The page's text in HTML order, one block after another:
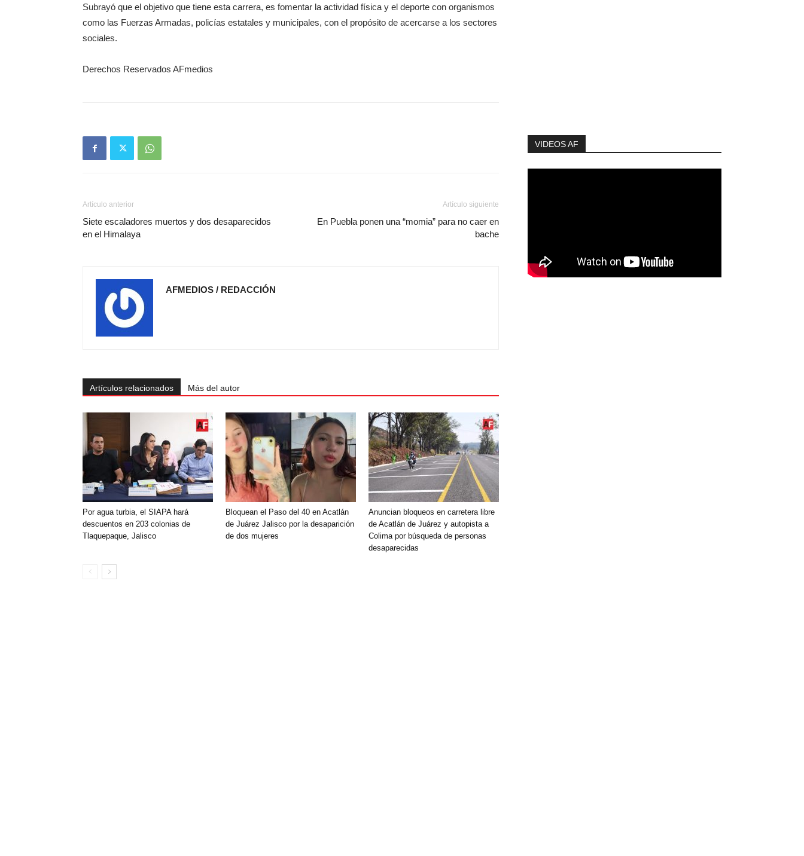
Subrayó que el objetivo que tiene esta carrera, es fomentar la actividad física y el deporte con organismos
como las Fuerzas Armadas, policías estatales y municipales, con el propósito de acercarse a los sectores
sociales.
Derechos Reservados AFmedios
Artículo anterior
Siete escaladores muertos y dos desaparecidos
en el Himalaya
Artículo siguiente
En Puebla ponen una “momia” para no caer en
bache
AFMEDIOS / REDACCIÓN
Artículos relacionados Más del autor
Por agua turbia, el SIAPA hará
descuentos en 203 colonias de
Tlaquepaque, Jalisco
Bloquean el Paso del 40 en Acatlán
de Juárez Jalisco por la desaparición
de dos mujeres
Anuncian bloqueos en carretera libre
de Acatlán de Juárez y autopista a
Colima por búsqueda de personas
desaparecidas
VIDEOS AF